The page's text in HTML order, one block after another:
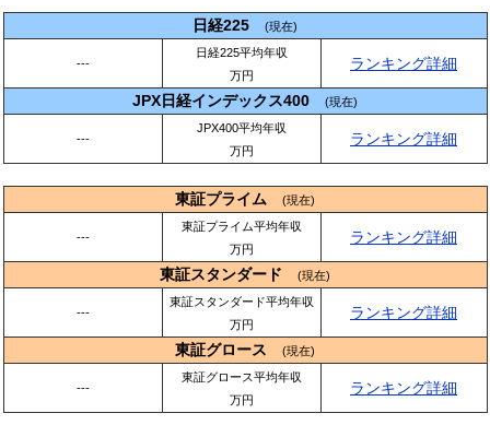
日経225 (現在)
---
日経225平均年収
万円
ランキング詳細
JPX日経インデックス400 (現在)
---
JPX400平均年収
万円
ランキング詳細
東証プライム (現在)
---
東証プライム平均年収
万円
ランキング詳細
東証スタンダード (現在)
---
東証スタンダード平均年収
万円
ランキング詳細
東証グロース (現在)
---
東証グロース平均年収
万円
ランキング詳細